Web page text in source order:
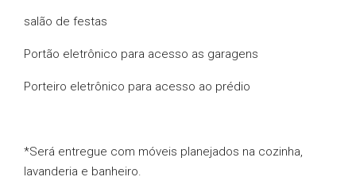
salão de festas
Portão eletrônico para acesso as garagens
Porteiro eletrônico para acesso ao prédio
*Será entregue com móveis planejados na cozinha,
lavanderia e banheiro.